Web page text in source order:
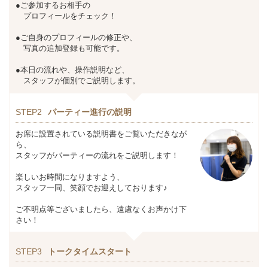
●ご参加するお相手の
プロフィールをチェック！
●ご自身のプロフィールの修正や、
写真の追加登録も可能です。
●本日の流れや、操作説明など、
スタッフが個別でご説明します。
STEP2 パーティー進行の説明
お席に設置されている説明書をご覧いただきなが
ら、
スタッフがパーティーの流れをご説明します！
楽しいお時間になりますよう、
スタッフ一同、笑顔でお迎えしております♪
ご不明点等ございましたら、遠慮なくお声かけ下
さい！
STEP3 トークタイムスタート